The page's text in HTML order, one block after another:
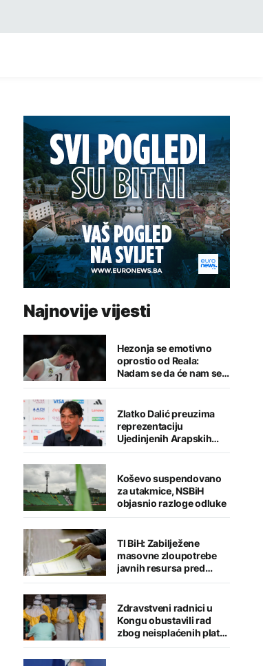
Najnovije vijesti
Hezonja se emotivno
oprostio od Reala:
Nadam se da će nam se
putevi ponovo ukrstiti
Zlatko Dalić preuzima
reprezentaciju
Ujedinjenih Arapskih
Emirata
Koševo suspendovano
za utakmice, NSBiH
objasnio razloge odluke
TI BiH: Zabilježene
masovne zloupotrebe
javnih resursa pred
izbore, CIK sve manje
nepravilnosti
Zdravstveni radnici u
Kongu obustavili rad
zbog neisplaćenih plata
tokom epidemije ebole